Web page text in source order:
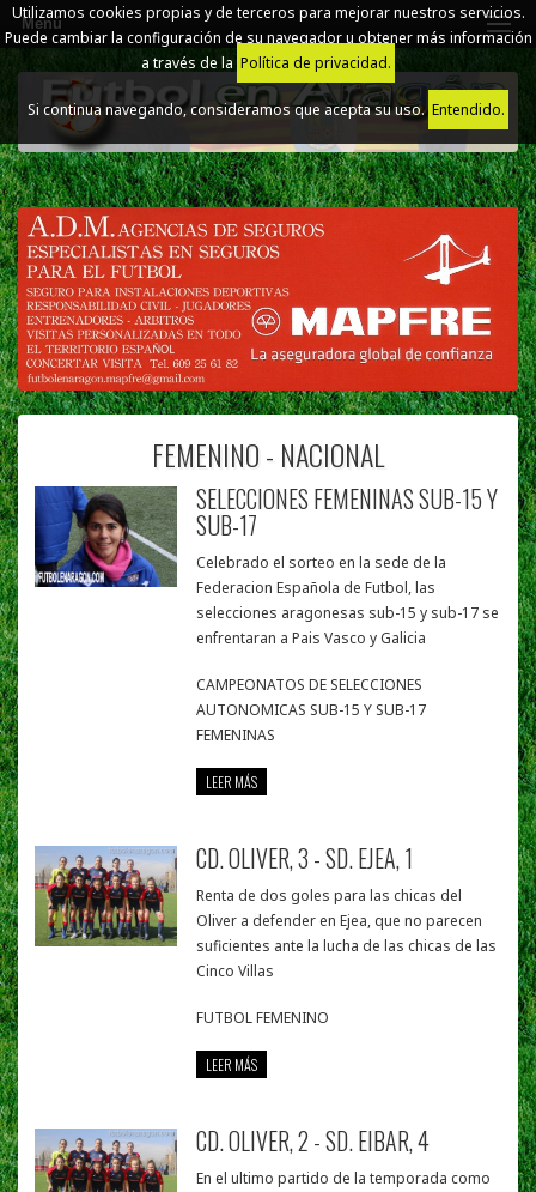
Utilizamos cookies propias y de terceros para mejorar nuestros servicios.
Puede cambiar la configuración de su navegador u obtener más información
a través de la Política de privacidad.
Si continua navegando, consideramos que acepta su uso.Entendido.
Menú
FEMENINO - NACIONAL
SELECCIONES FEMENINAS SUB-15 Y
SUB-17
Celebrado el sorteo en la sede de la
Federacion Española de Futbol, las
selecciones aragonesas sub-15 y sub-17 se
enfrentaran a Pais Vasco y Galicia
CAMPEONATOS DE SELECCIONES
AUTONOMICAS SUB-15 Y SUB-17
FEMENINAS
LEER MÁS
CD. OLIVER, 3 - SD. EJEA, 1
Renta de dos goles para las chicas del
Oliver a defender en Ejea, que no parecen
suficientes ante la lucha de las chicas de las
Cinco Villas
FUTBOL FEMENINO
LEER MÁS
CD. OLIVER, 2 - SD. EIBAR, 4
En el ultimo partido de la temporada como